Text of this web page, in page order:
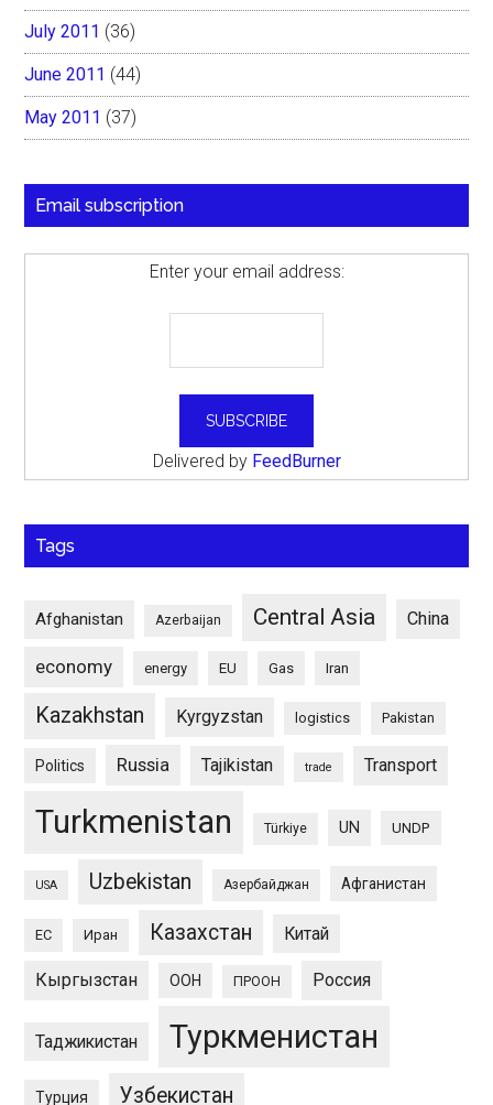
July 2011 (36)
June 2011 (44)
May 2011 (37)
Email subscription
Enter your email address:
Delivered by FeedBurner
Tags
Afghanistan Azerbaijan Central Asia China
economy energy EU Gas Iran
Kazakhstan Kyrgyzstan logistics Pakistan
Politics Russia Tajikistan trade Transport
Turkmenistan Türkiye UN UNDP
USA Uzbekistan Азербайджан Афганистан
ЕС Иран Казахстан Китай
Кыргызстан ООН ПРООН Россия
Таджикистан Туркменистан
Турция Узбекистан